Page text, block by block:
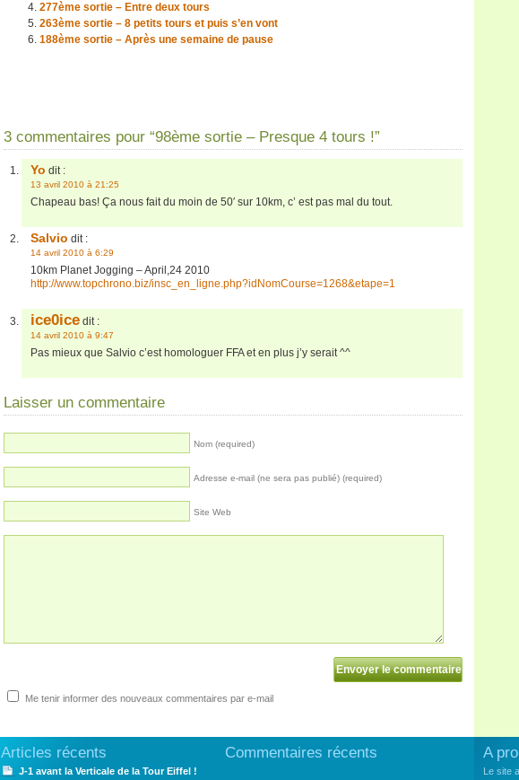
277ème sortie – Entre deux tours
263ème sortie – 8 petits tours et puis s’en vont
188ème sortie – Après une semaine de pause
3 commentaires pour “98ème sortie – Presque 4 tours !”
Yo dit :
13 avril 2010 à 21:25
Chapeau bas! Ça nous fait du moin de 50′ sur 10km, c’ est pas mal du tout.
Salvio dit :
14 avril 2010 à 6:29
10km Planet Jogging – April,24 2010
http://www.topchrono.biz/insc_en_ligne.php?idNomCourse=1268&etape=1
ice0ice dit :
14 avril 2010 à 9:47
Pas mieux que Salvio c’est homologuer FFA et en plus j’y serait ^^
Laisser un commentaire
Nom (required)
Adresse e-mail (ne sera pas publié) (required)
Site Web
Me tenir informer des nouveaux commentaires par e-mail
Articles récents
J-1 avant la Verticale de la Tour Eiffel !
Commentaires récents A
Le site